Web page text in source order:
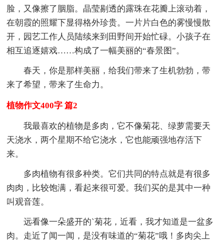
脸，又像擦了胭脂。晶莹剔透的露珠在花瓣上滚动着，
在朝霞的照耀下显得格外珍贵。一片片白色的雾慢慢散
开，园艺工作人员陆续来到田野间开始忙碌。小孩子在
相互追逐嬉戏……构成了一幅美丽的“春景图”。
春天，你是那样美丽，给我们带来了生机勃勃，带
来了希望，带来了生命力。
植物作文400字 篇2
我最喜欢的植物是多肉，它不像菊花、绿萝需要天
天浇水，两个星期不给它浇水，它也能顽强地存活下
来。
多肉植物有很多种类。它们共同的特点就是有很多
肉肉，比较饱满，看起来很可爱。我们买的是其中一种
叫观音莲。
远看像一朵盛开的`菊花，近看，我才知道是一盆多
肉。走近了闻一闻，是没有味道的“菊花”哦！多肉尖上